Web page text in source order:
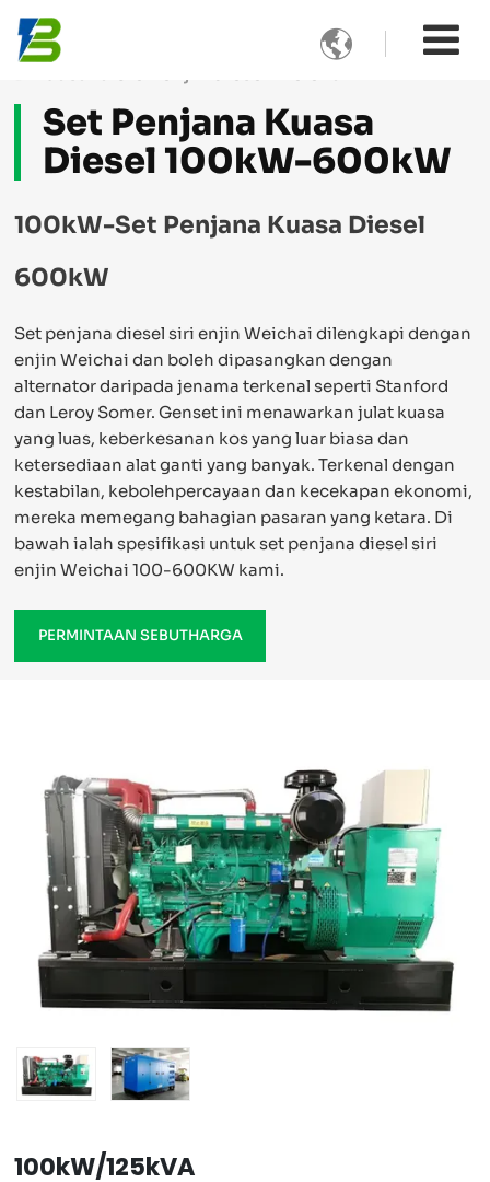

Set Penjana Kuasa
Diesel 100kW-600kW
100kW-Set Penjana Kuasa Diesel
600kW
Set penjana diesel siri enjin Weichai dilengkapi dengan
enjin Weichai dan boleh dipasangkan dengan
alternator daripada jenama terkenal seperti Stanford
dan Leroy Somer. Genset ini menawarkan julat kuasa
yang luas, keberkesanan kos yang luar biasa dan
ketersediaan alat ganti yang banyak. Terkenal dengan
kestabilan, kebolehpercayaan dan kecekapan ekonomi,
mereka memegang bahagian pasaran yang ketara. Di
bawah ialah spesifikasi untuk set penjana diesel siri
enjin Weichai 100-600KW kami.
PERMINTAAN SEBUTHARGA
100kW/125kVA